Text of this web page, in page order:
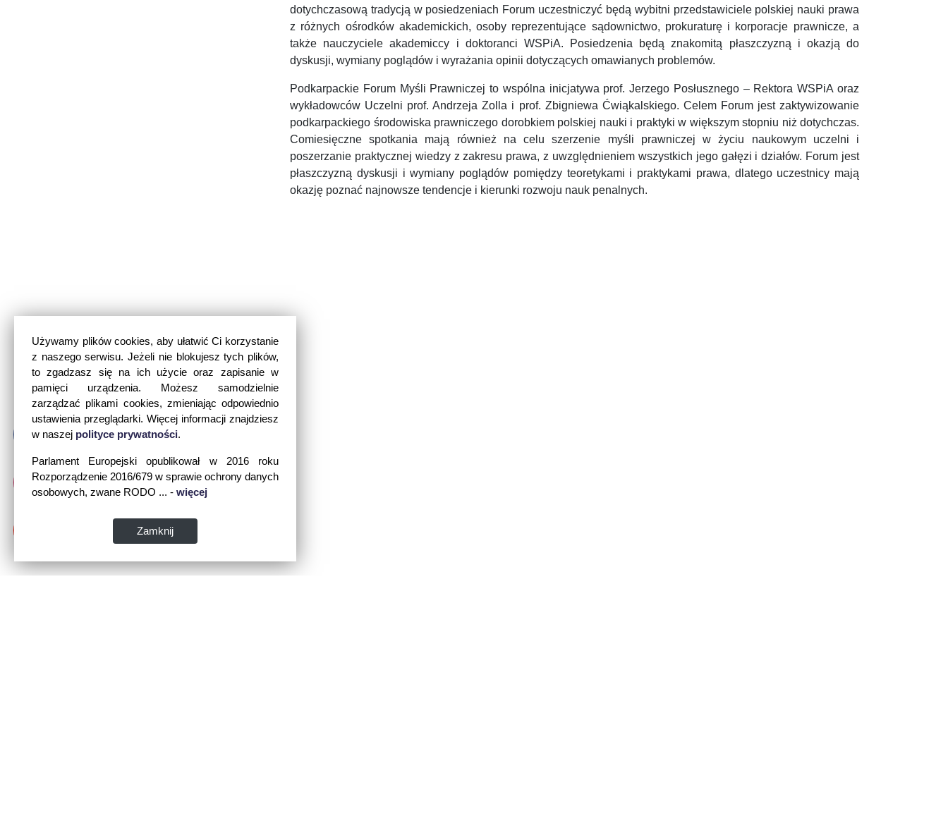
Używamy plików cookies, aby ułatwić Ci korzystanie
z naszego serwisu. Jeżeli nie blokujesz tych plików,
to zgadzasz się na ich użycie oraz zapisanie w
pamięci urządzenia. Możesz samodzielnie
zarządzać plikami cookies, zmieniając odpowiednio
ustawienia przeglądarki. Więcej informacji znajdziesz
w naszej polityce prywatności.
Parlament Europejski opublikował w 2016 roku
Rozporządzenie 2016/679 w sprawie ochrony danych
osobowych, zwane RODO ... - więcej
Zamknij
dotychczasową tradycją w posiedzeniach Forum uczestniczyć będą wybitni przedstawiciele polskiej nauki prawa
z różnych ośrodków akademickich, osoby reprezentujące sądownictwo, prokuraturę i korporacje prawnicze, a
także nauczyciele akademiccy i doktoranci WSPiA. Posiedzenia będą znakomitą płaszczyzną i okazją do
dyskusji, wymiany poglądów i wyrażania opinii dotyczących omawianych problemów.
Podkarpackie Forum Myśli Prawniczej to wspólna inicjatywa prof. Jerzego Posłusznego – Rektora WSPiA oraz
wykładowców Uczelni prof. Andrzeja Zolla i prof. Zbigniewa Ćwiąkalskiego. Celem Forum jest zaktywizowanie
podkarpackiego środowiska prawniczego dorobkiem polskiej nauki i praktyki w większym stopniu niż dotychczas.
Comiesięczne spotkania mają również na celu szerzenie myśli prawniczej w życiu naukowym uczelni i
poszerzanie praktycznej wiedzy z zakresu prawa, z uwzględnieniem wszystkich jego gałęzi i działów. Forum jest
płaszczyzną dyskusji i wymiany poglądów pomiędzy teoretykami i praktykami prawa, dlatego uczestnicy mają
okazję poznać najnowsze tendencje i kierunki rozwoju nauk penalnych.